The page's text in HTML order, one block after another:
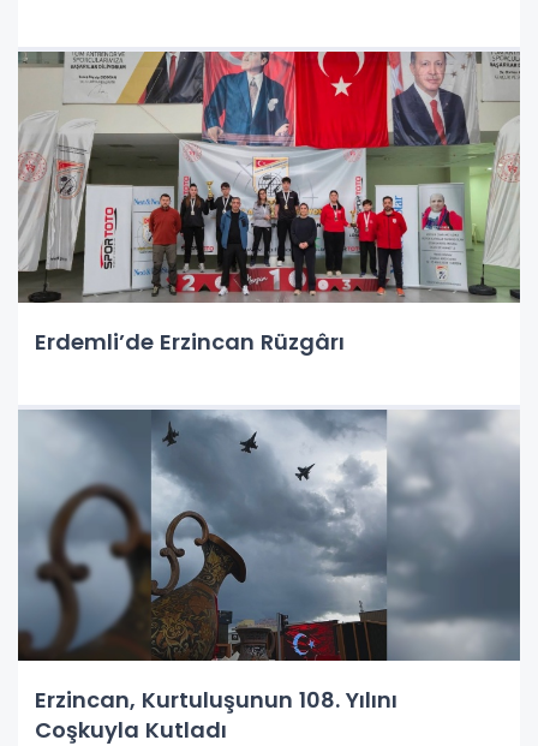
Erdemli’de Erzincan Rüzgârı
Erzincan, Kurtuluşunun 108. Yılını
Coşkuyla Kutladı